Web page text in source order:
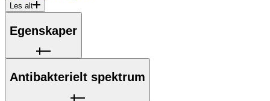
Les alt
Egenskaper
Antibakterielt spektrum